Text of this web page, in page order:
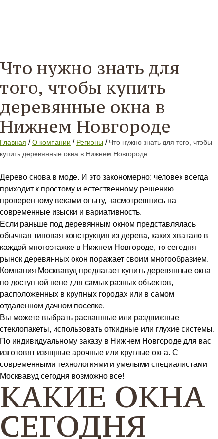
Что нужно знать для
того, чтобы купить
деревянные окна в
Нижнем Новгороде
Главная / О компании / Регионы / Что нужно знать для того, чтобы
купить деревянные окна в Нижнем Новгороде
Дерево снова в моде. И это закономерно: человек всегда
приходит к простому и естественному решению,
проверенному веками опыту, насмотревшись на
современные изыски и вариативность.
Если раньше под деревянным окном представлялась
обычная типовая конструкция из дерева, каких хватало в
каждой многоэтажке в Нижнем Новгороде, то сегодня
рынок деревянных окон поражает своим многообразием.
Компания Москвавуд предлагает купить деревянные окна
по доступной цене для самых разных объектов,
расположенных в крупных городах или в самом
отдаленном дачном поселке.
Вы можете выбрать распашные или раздвижные
стеклопакеты, использовать откидные или глухие системы.
По индивидуальному заказу в Нижнем Новгороде для вас
изготовят изящные арочные или круглые окна. С
современными технологиями и умелыми специалистами
Москвавуд сегодня возможно все!
КАКИЕ ОКНА
СЕГОДНЯ